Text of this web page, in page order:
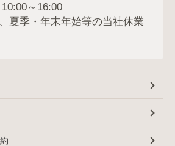
～16:00
夏季・年末年始等の当社休業